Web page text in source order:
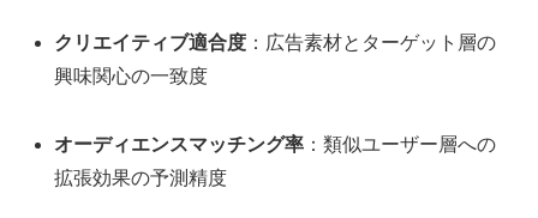
クリエイティブ適合度 ：広告素材とターゲット層の
興味関心の一致度
オーディエンスマッチング率 ：類似ユーザー層への
拡張効果の予測精度